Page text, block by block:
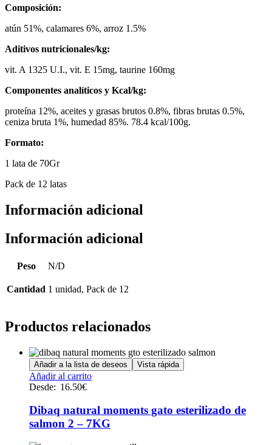
Composición:
atún 51%, calamares 6%, arroz 1.5%
Aditivos nutricionales/kg:
vit. A 1325 U.I., vit. E 15mg, taurine 160mg
Componentes analíticos y Kcal/kg:
proteína 12%, aceites y grasas brutos 0.8%, fibras brutas 0.5%,
ceniza bruta 1%, humedad 85%. 78.4 kcal/100g.
Formato:
1 lata de 70Gr
Pack de 12 latas
Información adicional
Información adicional
Peso N/D
Cantidad 1 unidad, Pack de 12
Productos relacionados
Añadir a la lista de deseos Vista rápida
Añadir al carritoEste
múltiples
variantes.
Las
Desde: 16.50€
Dibaq natural moments gato esterilizado de
salmon 2 – 7KG